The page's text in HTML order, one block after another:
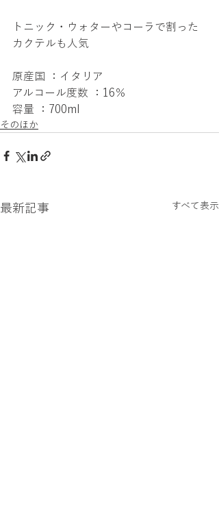
トニック・ウォターやコーラで割った
カクテルも人気
原産国 ：イタリア
アルコール度数 ：16％
容量 ：700ml
そのほか
最新記事 すべて表示